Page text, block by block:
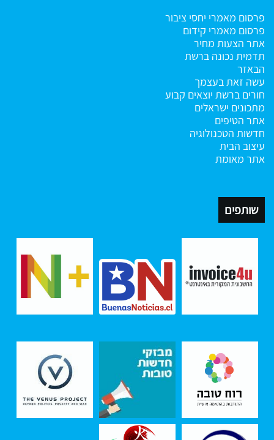
פרסום מאמרי יחסי ציבור
פרסום מאמרי קידום
אתר הצעות מחיר
תדמית נכונה ברשת
הבאזר
עשה זאת בעצמך
חורים ברשת יוצאים קבוע
מתכונים ישראלים
אתר הטיפים
חדשות הטכנולוגיה
עיצוב הבית
אתר מאומת
שותפים